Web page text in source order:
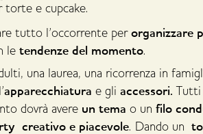
torte e cupcake.
tutto l’occorrente per organizzare
le tendenze del momento.
una laurea, una ricorrenza in
apparecchiatura e gli accessori. Tutti
dovrà avere un tema o un filo
creativo e piacevole. Dando un